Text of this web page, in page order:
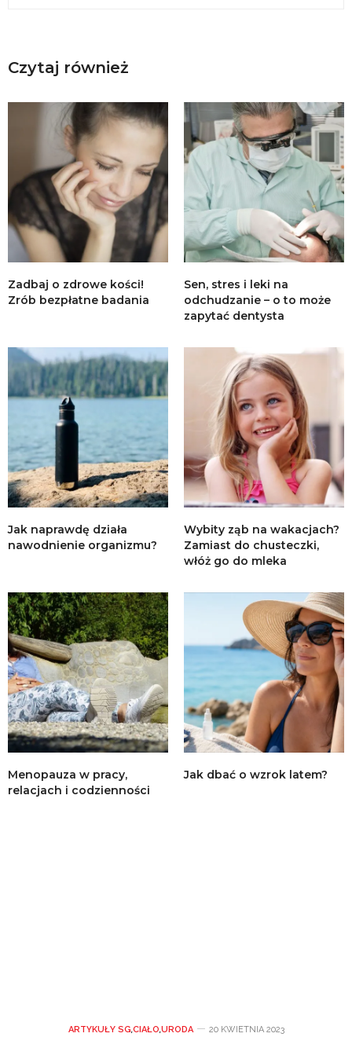
Czytaj również
Zadbaj o zdrowe kości!
Zrób bezpłatne badania
Sen, stres i leki na
odchudzanie – o to może
zapytać dentysta
Jak naprawdę działa
nawodnienie organizmu?
Wybity ząb na wakacjach?
Zamiast do chusteczki,
włóż go do mleka
Menopauza w pracy,
relacjach i codzienności
Jak dbać o wzrok latem?
ARTYKUŁY SG,CIAŁO,URODA 20 KWIETNIA 2023